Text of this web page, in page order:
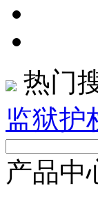
热门
监狱护
产品中